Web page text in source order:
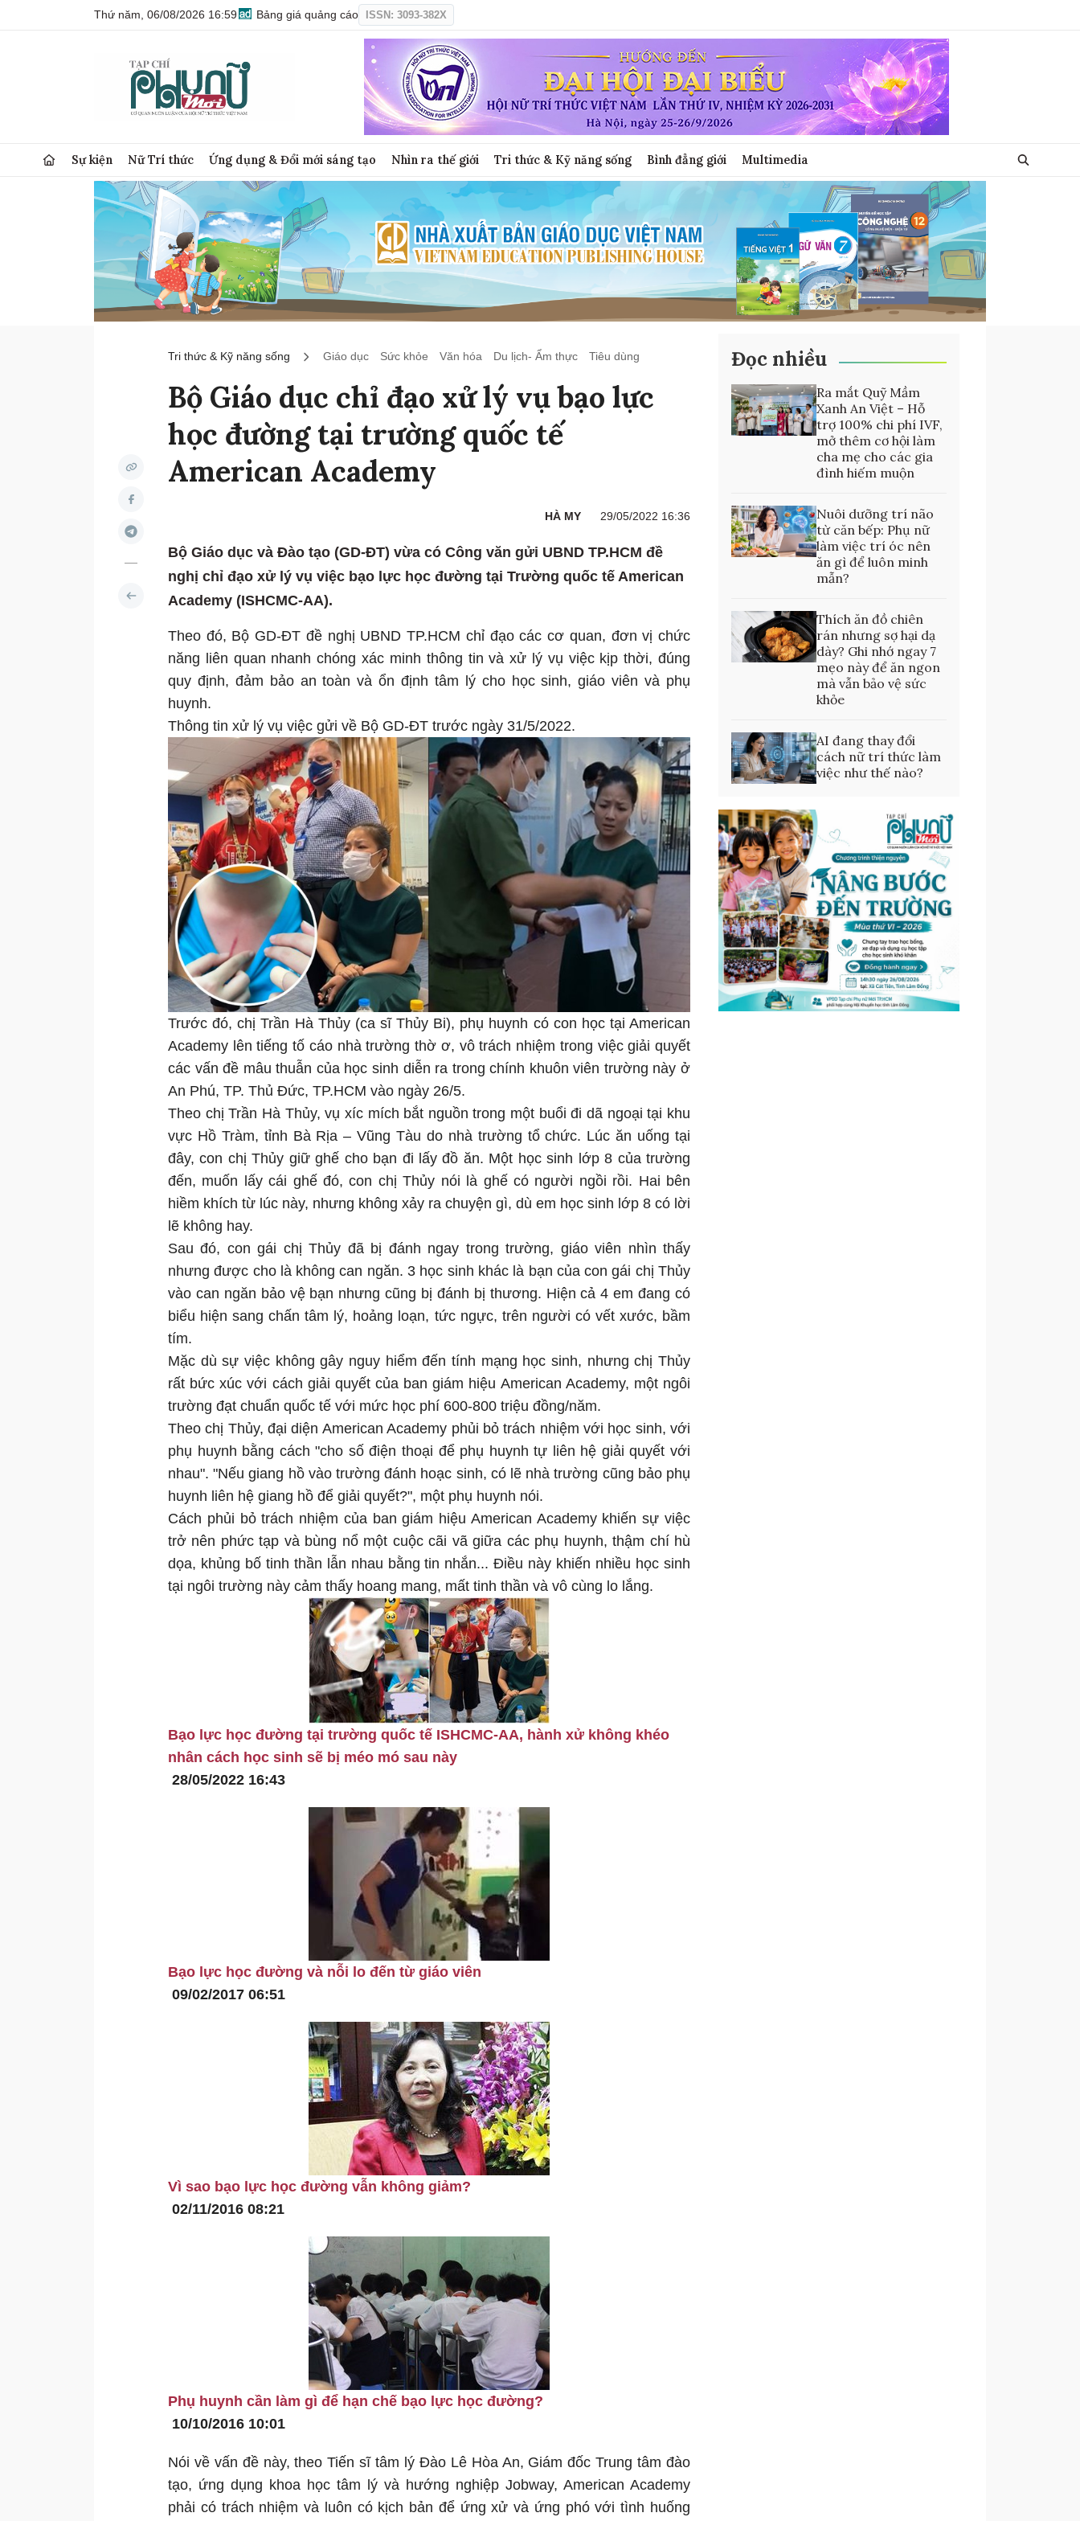
Thứ năm, 06/08/2026 16:59 Bảng giá quảng cáo ISSN: 3093-382X
Sự kiện Nữ Trí thức Ứng dụng & Đổi mới sáng tạo Nhìn ra thế giới Tri thức & Kỹ năng sống Bình đẳng giới Multimedia
Tri thức & Kỹ năng sống Giáo dục Sức khỏe Văn hóa Du lịch- Ẩm thực Tiêu dùng
Bộ Giáo dục chỉ đạo xử lý vụ bạo lực
học đường tại trường quốc tế
American Academy
HÀ MY 29/05/2022 16:36
Bộ Giáo dục và Đào tạo (GD-ĐT) vừa có Công văn gửi UBND TP.HCM đề
nghị chỉ đạo xử lý vụ việc bạo lực học đường tại Trường quốc tế American
Academy (ISHCMC-AA).
Theo đó, Bộ GD-ĐT đề nghị UBND TP.HCM chỉ đạo các cơ quan, đơn vị chức
năng liên quan nhanh chóng xác minh thông tin và xử lý vụ việc kịp thời, đúng
quy định, đảm bảo an toàn và ổn định tâm lý cho học sinh, giáo viên và phụ
huynh.
Thông tin xử lý vụ việc gửi về Bộ GD-ĐT trước ngày 31/5/2022.
Trước đó, chị Trần Hà Thủy (ca sĩ Thủy Bi), phụ huynh có con học tại American
Academy lên tiếng tố cáo nhà trường thờ ơ, vô trách nhiệm trong việc giải quyết
các vấn đề mâu thuẫn của học sinh diễn ra trong chính khuôn viên trường này ở
An Phú, TP. Thủ Đức, TP.HCM vào ngày 26/5.
Theo chị Trần Hà Thủy, vụ xíc mích bắt nguồn trong một buổi đi dã ngoại tại khu
vực Hồ Tràm, tỉnh Bà Rịa – Vũng Tàu do nhà trường tổ chức. Lúc ăn uống tại
đây, con chị Thủy giữ ghế cho bạn đi lấy đồ ăn. Một học sinh lớp 8 của trường
đến, muốn lấy cái ghế đó, con chị Thủy nói là ghế có người ngồi rồi. Hai bên
hiềm khích từ lúc này, nhưng không xảy ra chuyện gì, dù em học sinh lớp 8 có lời
lẽ không hay.
Sau đó, con gái chị Thủy đã bị đánh ngay trong trường, giáo viên nhìn thấy
nhưng được cho là không can ngăn. 3 học sinh khác là bạn của con gái chị Thủy
vào can ngăn bảo vệ bạn nhưng cũng bị đánh bị thương. Hiện cả 4 em đang có
biểu hiện sang chấn tâm lý, hoảng loạn, tức ngực, trên người có vết xước, bầm
tím.
Mặc dù sự việc không gây nguy hiểm đến tính mạng học sinh, nhưng chị Thủy
rất bức xúc với cách giải quyết của ban giám hiệu American Academy, một ngôi
trường đạt chuẩn quốc tế với mức học phí 600-800 triệu đồng/năm.
Theo chị Thủy, đại diện American Academy phủi bỏ trách nhiệm với học sinh, với
phụ huynh bằng cách "cho số điện thoại để phụ huynh tự liên hệ giải quyết với
nhau". "Nếu giang hồ vào trường đánh hoạc sinh, có lẽ nhà trường cũng bảo phụ
huynh liên hệ giang hồ để giải quyết?", một phụ huynh nói.
Cách phủi bỏ trách nhiệm của ban giám hiệu American Academy khiến sự việc
trở nên phức tạp và bùng nổ một cuộc cãi vã giữa các phụ huynh, thậm chí hù
dọa, khủng bố tinh thần lẫn nhau bằng tin nhắn... Điều này khiến nhiều học sinh
tại ngôi trường này cảm thấy hoang mang, mất tinh thần và vô cùng lo lắng.
Bạo lực học đường tại trường quốc tế ISHCMC-AA, hành xử không khéo
nhân cách học sinh sẽ bị méo mó sau này
28/05/2022 16:43
Bạo lực học đường và nỗi lo đến từ giáo viên
09/02/2017 06:51
Vì sao bạo lực học đường vẫn không giảm?
02/11/2016 08:21
Phụ huynh cần làm gì để hạn chế bạo lực học đường?
10/10/2016 10:01
Nói về vấn đề này, theo Tiến sĩ tâm lý Đào Lê Hòa An, Giám đốc Trung tâm đào
tạo, ứng dụng khoa học tâm lý và hướng nghiệp Jobway, American Academy
phải có trách nhiệm và luôn có kịch bản để ứng xử và ứng phó với tình huống
Đọc nhiều
Ra mắt Quỹ Mầm
Xanh An Việt – Hỗ
trợ 100% chi phí IVF,
mở thêm cơ hội làm
cha mẹ cho các gia
đình hiếm muộn
Nuôi dưỡng trí não
từ căn bếp: Phụ nữ
làm việc trí óc nên
ăn gì để luôn minh
mẫn?
Thích ăn đồ chiên
rán nhưng sợ hại dạ
dày? Ghi nhớ ngay 7
mẹo này để ăn ngon
mà vẫn bảo vệ sức
khỏe
AI đang thay đổi
cách nữ trí thức làm
việc như thế nào?